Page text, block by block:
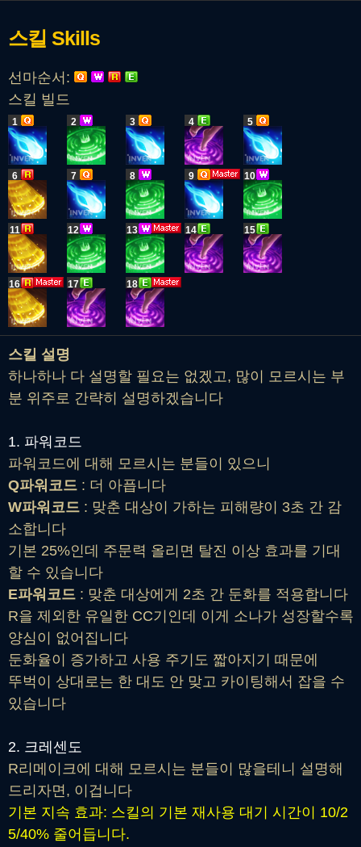
스킬 Skills
선마순서:
스킬 빌드
1 2 3 4 5
6 7 8 9 10
11 12 13 14 15
16 17 18
스킬 설명
하나하나 다 설명할 필요는 없겠고, 많이 모르시는 부
분 위주로 간략히 설명하겠습니다
1. 파워코드
파워코드에 대해 모르시는 분들이 있으니
Q파워코드 : 더 아픕니다
W파워코드 : 맞춘 대상이 가하는 피해량이 3초 간 감
소합니다
기본 25%인데 주문력 올리면 탈진 이상 효과를 기대
할 수 있습니다
E파워코드 : 맞춘 대상에게 2초 간 둔화를 적용합니다
R을 제외한 유일한 CC기인데 이게 소나가 성장할수록
양심이 없어집니다
둔화율이 증가하고 사용 주기도 짧아지기 때문에
뚜벅이 상대로는 한 대도 안 맞고 카이팅해서 잡을 수
있습니다
2. 크레센도
R리메이크에 대해 모르시는 분들이 많을테니 설명해
드리자면, 이겁니다
기본 지속 효과: 스킬의 기본 재사용 대기 시간이 10/2
5/40% 줄어듭니다.